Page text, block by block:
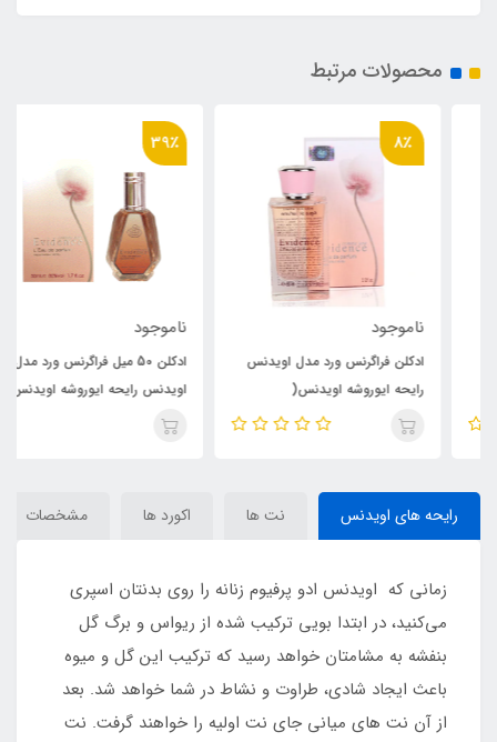
محصولات مرتبط
ناموجود
ادکلن فراگرنس ورد مدل اویدنس
رایحه ایوروشه اویدنس(
Evidence ) YVES ROCHER
ناموجود
ادکلن 50 میل فراگرنس ورد مدل
اویدنس رایحه ایوروشه اویدنس(
رایحه های اویدنس نت ها اکورد ها مشخصات
زمانی که اویدنس ادو پرفیوم زنانه را روی بدنتان اسپری
می‌کنید، در ابتدا بویی ترکیب شده از ریواس و برگ گل
بنفشه به مشامتان خواهد رسید که ترکیب این گل و میوه
باعث ایجاد شادی، طراوت و نشاط در شما خواهد شد. بعد
از آن نت های میانی جای نت اولیه را خواهند گرفت. نت